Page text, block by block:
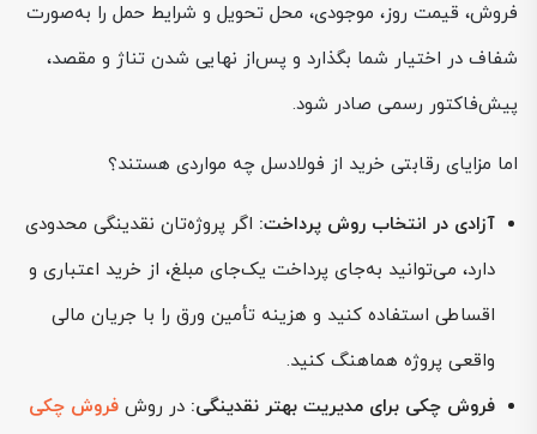
فروش، قیمت روز، موجودی، محل تحویل و شرایط حمل را به‌صورت
شفاف در اختیار شما بگذارد و پس‌از نهایی شدن تناژ و مقصد،
پیش‌فاکتور رسمی صادر شود.
اما مزایای رقابتی خرید از فولادسل چه مواردی هستند؟
آزادی در انتخاب روش پرداخت: اگر پروژه‌تان نقدینگی محدودی
دارد، می‌توانید به‌جای پرداخت یک‌جای مبلغ، از خرید اعتباری و
اقساطی استفاده کنید و هزینه تأمین ورق را با جریان مالی
واقعی پروژه هماهنگ کنید.
فروش چکی برای مدیریت بهتر نقدینگی: در روش فروش چکی